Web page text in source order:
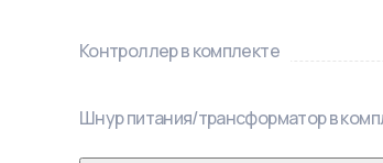
Контроллер в комплекте
Шнур питания/трансформатор в